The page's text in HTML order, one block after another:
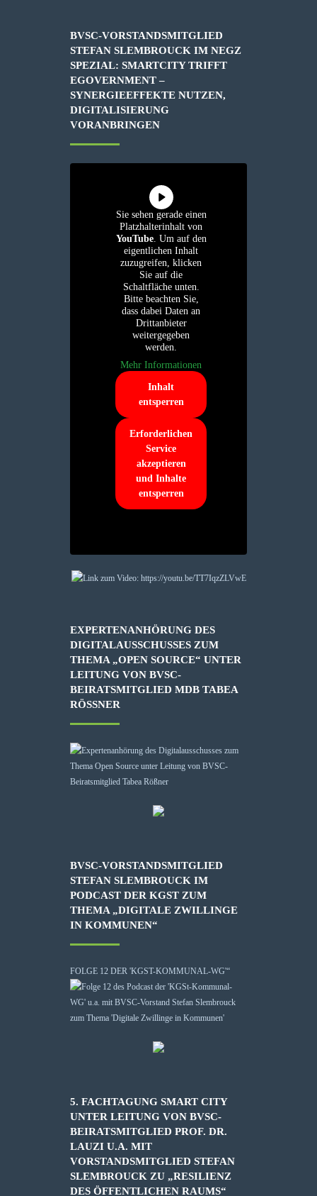
BVSC-VORSTANDSMITGLIED
STEFAN SLEMBROUCK IM NEGZ
SPEZIAL: SMARTCITY TRIFFT
EGOVERNMENT –
SYNERGIEEFFEKTE NUTZEN,
DIGITALISIERUNG
VORANBRINGEN
Sie sehen gerade einen
Platzhalterinhalt von
YouTube. Um auf den
eigentlichen Inhalt
zuzugreifen, klicken
Sie auf die
Schaltfläche unten.
Bitte beachten Sie,
dass dabei Daten an
Drittanbieter
weitergegeben
werden.
Mehr Informationen
Inhalt
entsperren
Erforderlichen
Service
akzeptieren
und Inhalte
entsperren
EXPERTENANHÖRUNG DES
DIGITALAUSSCHUSSES ZUM
THEMA „OPEN SOURCE“ UNTER
LEITUNG VON BVSC-
BEIRATSMITGLIED MDB TABEA
RÖSSNER
BVSC-VORSTANDSMITGLIED
STEFAN SLEMBROUCK IM
PODCAST DER KGST ZUM
THEMA „DIGITALE ZWILLINGE
IN KOMMUNEN“
FOLGE 12 DER 'KGST-KOMMUNAL-WG'“
5. FACHTAGUNG SMART CITY
UNTER LEITUNG VON BVSC-
BEIRATSMITGLIED PROF. DR.
LAUZI U.A. MIT
VORSTANDSMITGLIED STEFAN
SLEMBROUCK ZU „RESILIENZ
DES ÖFFENTLICHEN RAUMS“